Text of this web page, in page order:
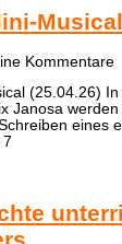
Musical
Kommentare
(25.04.26)
Janosa
eines
7